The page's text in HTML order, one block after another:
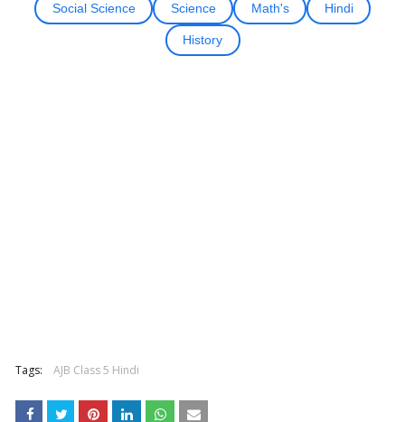
Social Science Science Math's Hindi
History
Tags: AJB Class 5 Hindi